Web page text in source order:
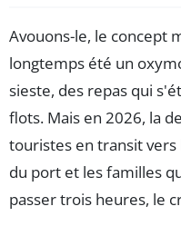
Avouons-le, le concept
longtemps été un
sieste, des repas qui
flots. Mais en 2026, la
touristes en transit vers
du port et les familles
passer trois heures, le